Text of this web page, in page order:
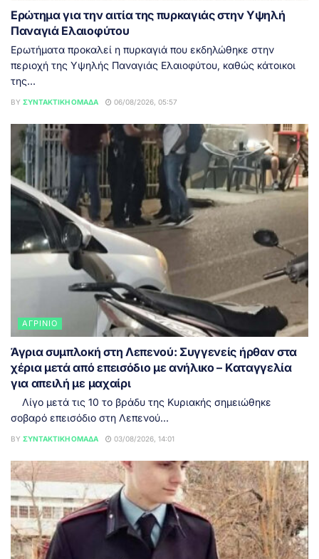
Ερώτημα για την αιτία της πυρκαγιάς στην Υψηλή
Παναγιά Ελαιοφύτου
Ερωτήματα προκαλεί η πυρκαγιά που εκδηλώθηκε στην
περιοχή της Υψηλής Παναγιάς Ελαιοφύτου, καθώς κάτοικοι
της...
BY ΣΥΝΤΑΚΤΙΚΉ ΟΜΆΔΑ 06/08/2026, 05:57
ΑΓΡΊΝΙΟ
Άγρια συμπλοκή στη Λεπενού: Συγγενείς ήρθαν στα
χέρια μετά από επεισόδιο με ανήλικο – Καταγγελία
για απειλή με μαχαίρι
Λίγο μετά τις 10 το βράδυ της Κυριακής σημειώθηκε
σοβαρό επεισόδιο στη Λεπενού...
BY ΣΥΝΤΑΚΤΙΚΉ ΟΜΆΔΑ 03/08/2026, 14:01